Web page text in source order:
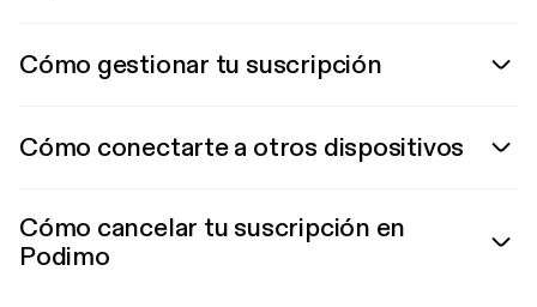
Cómo gestionar tu suscripción
Cómo conectarte a otros dispositivos
Cómo cancelar tu suscripción en
Podimo